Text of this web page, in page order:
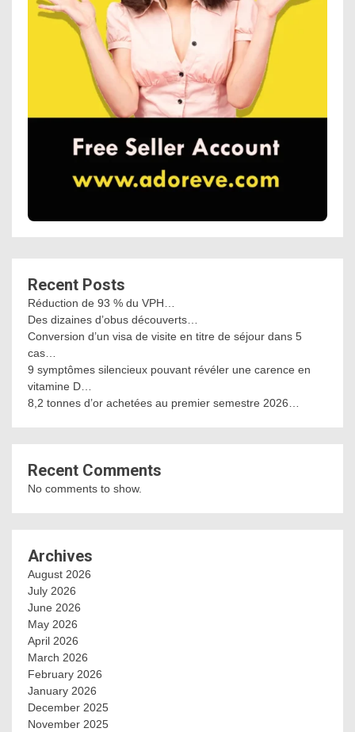
Recent Posts
Réduction de 93 % du VPH…
Des dizaines d’obus découverts…
Conversion d’un visa de visite en titre de séjour dans 5
cas…
9 symptômes silencieux pouvant révéler une carence en
vitamine D…
8,2 tonnes d’or achetées au premier semestre 2026…
Recent Comments
No comments to show.
Archives
August 2026
July 2026
June 2026
May 2026
April 2026
March 2026
February 2026
January 2026
December 2025
November 2025